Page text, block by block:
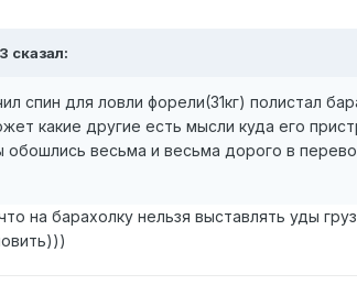
сказал:
спин для ловли форели(31кг) полистал
какие другие есть мысли куда его
обошлись весьма и весьма дорого в
на барахолку нельзя выставлять уды